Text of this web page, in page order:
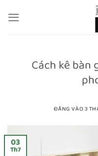
qua
Cách kê bàn
ĐĂNG VÀO3
03
Th7